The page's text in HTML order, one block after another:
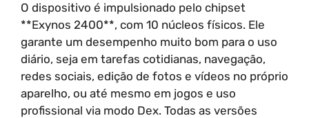
O dispositivo é impulsionado pelo chipset
**Exynos 2400**, com 10 núcleos físicos. Ele
garante um desempenho muito bom para o uso
diário, seja em tarefas cotidianas, navegação,
redes sociais, edição de fotos e vídeos no próprio
aparelho, ou até mesmo em jogos e uso
profissional via modo Dex. Todas as versões